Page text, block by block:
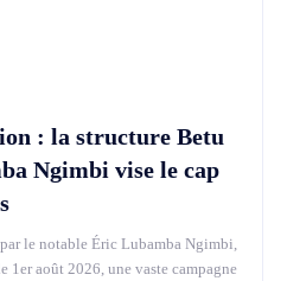
: la structure Betu
Ngimbi vise le cap
le notable Éric Lubamba Ngimbi,
août 2026, une vaste campagne